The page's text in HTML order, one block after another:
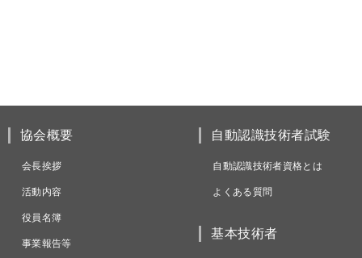
協会概要
会長挨拶
活動内容
役員名簿
事業報告等
自動認識技術者試験
自動認識技術者資格とは
よくある質問
基本技術者